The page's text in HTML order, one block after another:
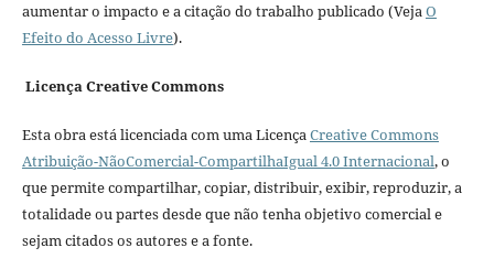
aumentar o impacto e a citação do trabalho publicado (VejaO
Efeito do Acesso Livre).
Licença Creative Commons
Esta obra está licenciada com uma LicençaCreative Commons
Atribuição-NãoComercial-CompartilhaIgual 4.0 Internacional, o
que permite compartilhar, copiar, distribuir, exibir, reproduzir, a
totalidade ou partes desde que não tenha objetivo comercial e
sejam citados os autores e a fonte.